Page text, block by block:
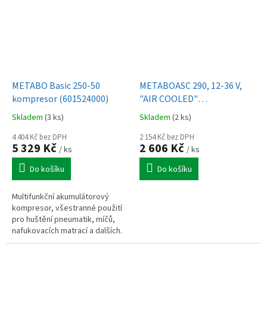
METABO Basic 250-50
kompresor (601524000)
Skladem (3 ks)
4 404 Kč bez DPH
5 329 Kč / ks
Do košíku
Multifunkční akumulátorový
kompresor, všestranné použití
pro huštění pneumatik, míčů,
nafukovacích matrací a dalších.
Vysokotlaká funkce pro
METABOASC 290, 12-36 V,
"AIR COOLED"
Rychlonabíječka
Skladem (2 ks)
2 154 Kč bez DPH
2 606 Kč / ks
Do košíku